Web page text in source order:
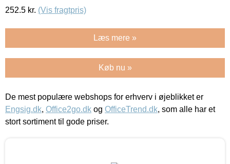
252.5 kr. (Vis fragtpris)
Læs mere »
Køb nu »
De mest populære webshops for erhverv i øjeblikket er
Engsig.dk, Office2go.dk og OfficeTrend.dk, som alle har et
stort sortiment til gode priser.